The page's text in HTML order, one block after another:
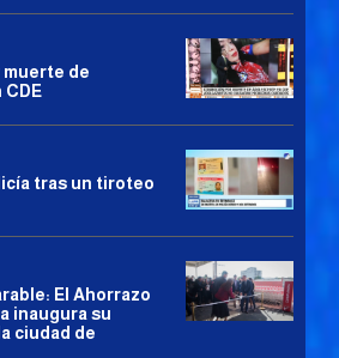
de
tras un tiroteo
El Ahorrazo
inaugura su
ciudad de